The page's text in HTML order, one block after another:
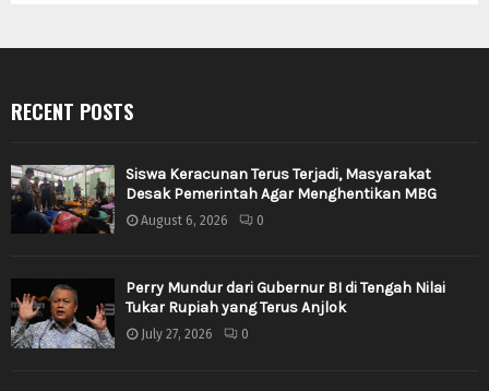
RECENT POSTS
Siswa Keracunan Terus Terjadi, Masyarakat
Desak Pemerintah Agar Menghentikan MBG
August 6, 2026 0
Perry Mundur dari Gubernur BI di Tengah Nilai
Tukar Rupiah yang Terus Anjlok
July 27, 2026 0